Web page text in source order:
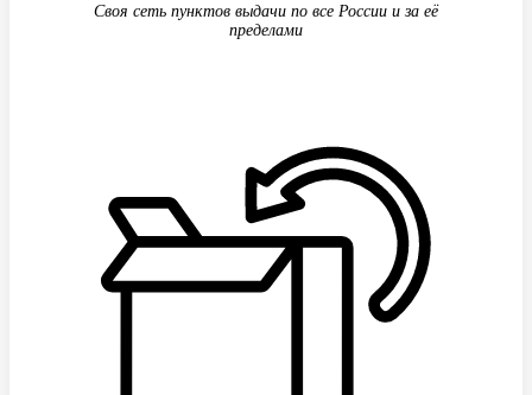
Своя сеть пунктов выдачи по все России и за её
пределами